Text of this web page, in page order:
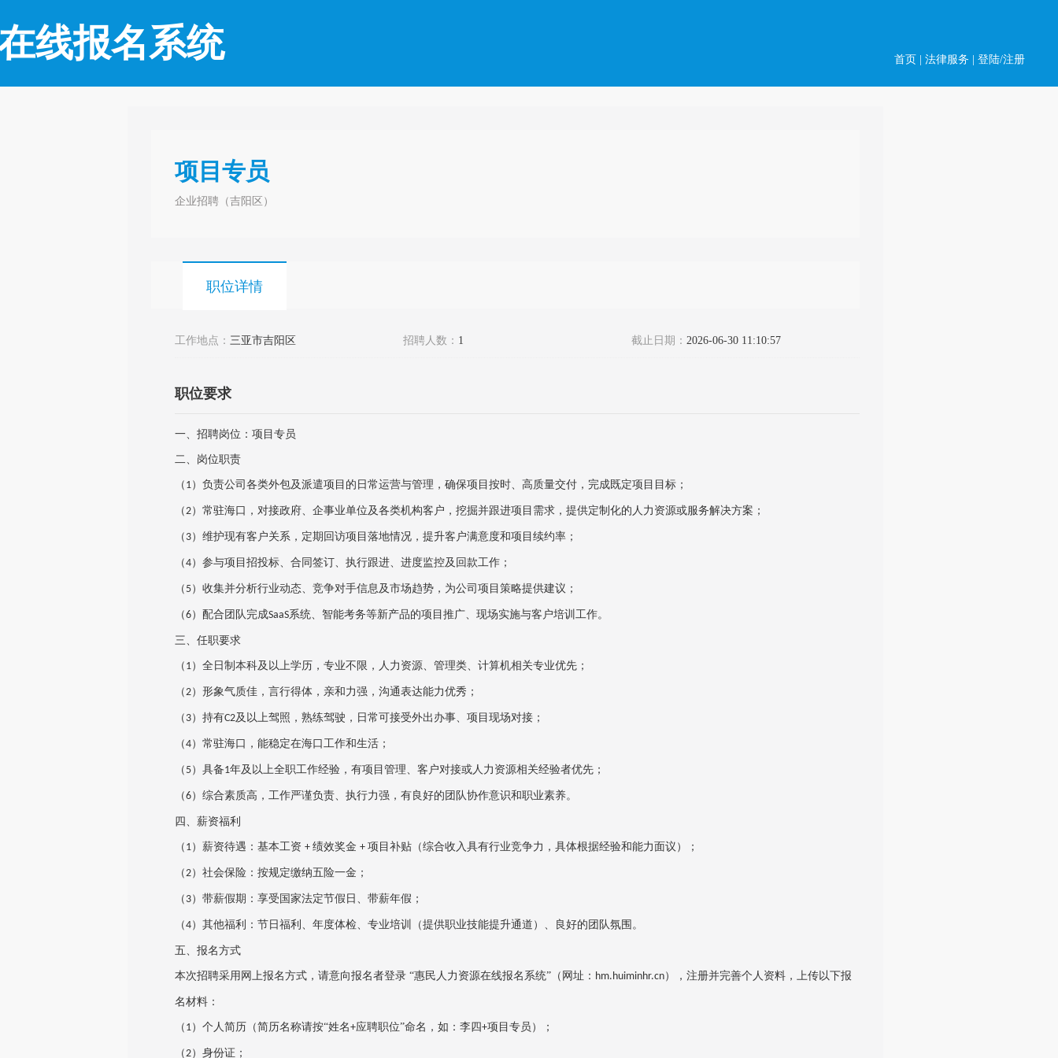
线报名系统 首页 法律服务 登陆/注册
项目专员
企业招聘（吉阳区）
职位详情
工作地点： 三亚市吉阳区 招聘人数： 1 截止日期： 2026-06-30 11:10:57
职位要求
一、招聘岗位：项目专员
二、岗位职责
（ 1）负责公司各类外包及派遣项目的日常运营与管理，确保项目按时、高质量交付，完成既定项目目标；
（2）常驻海口，对接政府、企事业单位及各类机构客户，挖掘并跟进项目需求，提供定制化的人力资源或服务解决方案；
（ 3）维护现有客户关系，定期回访项目落地情况，提升客户满意度和项目续约率；
（4）参与项目招投标、合同签订、执行跟进、进度监控及回款工作；
（ 5）收集并分析行业动态、竞争对手信息及市场趋势，为公司项目策略提供建议；
（6）配合团队完成SaaS系统、智能考务等新产品的项目推广、现场实施与客户培训工作。
三、任职要求
（ 1）全日制本科及以上学历，专业不限，人力资源、管理类、计算机相关专业优先；
（2）形象气质佳，言行得体，亲和力强，沟通表达能力优秀；
（ 3）持有C2及以上驾照，熟练驾驶，日常可接受外出办事、项目现场对接；
（4）常驻海口，能稳定在海口工作和生活；
（ 5）具备1年及以上全职工作经验，有项目管理、客户对接或人力资源相关经验者优先；
（6）综合素质高，工作严谨负责、执行力强，有良好的团队协作意识和职业素养。
四、薪资福利
（ 1）薪资待遇：基本工资 + 绩效奖金 + 项目补贴（综合收入具有行业竞争力，具体根据经验和能力面议）；
（2）社会保险：按规定缴纳五险一金；
（ 3）带薪假期：享受国家法定节假日、带薪年假；
（4）其他福利：节日福利、年度体检、专业培训（提供职业技能提升通道）、良好的团队氛围。
五、报名方式
本次招聘采用网上报名方式，请意向报名者登录 “惠民人力资源在线报名系统”（网址： hm.huiminhr.cn），注册并完善个人资料，上传以下报
名材料：
（ 1）个人简历（简历名称请按“姓名+应聘职位”命名，如：李四+项目专员）；
（2）身份证；